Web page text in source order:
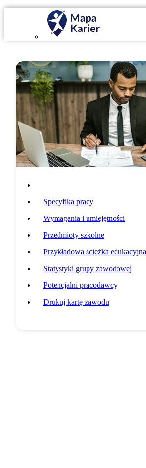
Specyfika pracy
Wymagania i umiejętności
Przedmioty szkolne
Przykładowa ścieżka edukacyjna
Statystyki grupy zawodowej
Potencjalni pracodawcy
Drukuj kartę zawodu